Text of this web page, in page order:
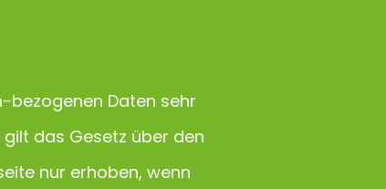
bezogenen Daten sehr
das Gesetz über den
nur erhoben, wenn